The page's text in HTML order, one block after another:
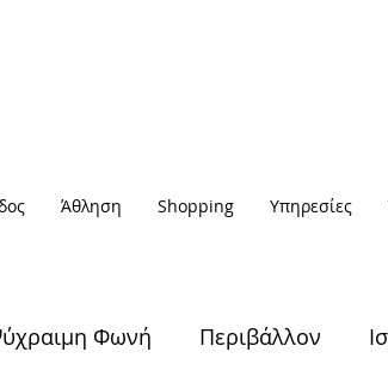
Άθληση Shopping Υπηρεσίες
Φωνή Περιβάλλον